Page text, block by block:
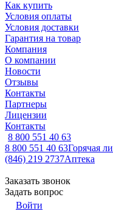
Как купить
Условия оплаты
Условия доставки
Гарантия на товар
Компания
О компании
Новости
Отзывы
Контакты
Партнеры
Лицензии
Контакты
8 800 551 40 63
8 800 551 40 63Горячая
(846) 219 2737Аптека
Заказать звонок
Задать вопрос
Войти